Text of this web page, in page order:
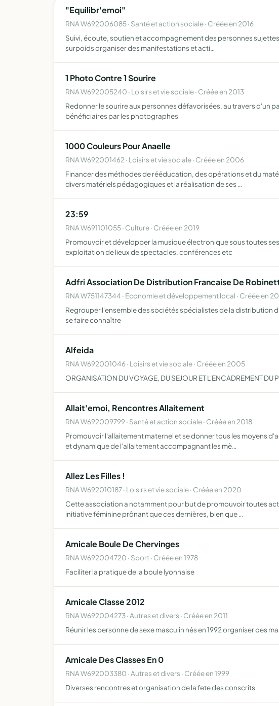
"Equilibr'emoi"
RNA W692006085 · Santé et action sociale · Créée en 2016
Suivi, écoute, soutien et accompagnement des personnes
surpoids organiser des manifestations et acti…
1 Photo Contre 1 Sourire
RNA W692005240 · Loisirs et vie sociale · Créée en 2013
Redonner le sourire aux personnes défavorisées, au travers d'un
bénéficiaires par les photographes
1000 Couleurs Pour Anaelle
RNA W692001462 · Loisirs et vie sociale · Créée en 2006
Financer des méthodes de rééducation, des opérations et du
divers matériels pédagogiques et la réalisation de ses …
23:59
RNA W691101055 · Culture · Créée en 2019
Promouvoir et développer la musique électronique sous toutes
exploitation de lieux de spectacles, conférences etc
Adfri Association De Distribution Francaise De
RNA W751147344 · Economie et développement local · Créée en
Regrouper l'ensemble des sociétés spécialistes de la distribution
se faire connaître
Alfeida
RNA W692001046 · Loisirs et vie sociale · Créée en 2005
ORGANISATION DU VOYAGE, DU SEJOUR ET L'ENCADREMENT DU
Allait'emoi, Rencontres Allaitement
RNA W692009799 · Santé et action sociale · Créée en 2018
Promouvoir l'allaitement maternel et se donner tous les moyens
et dynamique de l'allaitement accompagnant les mè…
Allez Les Filles !
RNA W692010187 · Loisirs et vie sociale · Créée en 2020
Cette association a notamment pour but de promouvoir toutes
initiative féminine prônant que ces dernières, bien que …
Amicale Boule De Chervinges
RNA W692004720 · Sport · Créée en 1978
Faciliter la pratique de la boule lyonnaise
Amicale Classe 2012
RNA W692004273 · Autres et divers · Créée en 2011
Réunir les personne de sexe masculin nés en 1992 organiser des
Amicale Des Classes En 0
RNA W692003380 · Autres et divers · Créée en 1999
Diverses rencontres et organisation de la fete des conscrits